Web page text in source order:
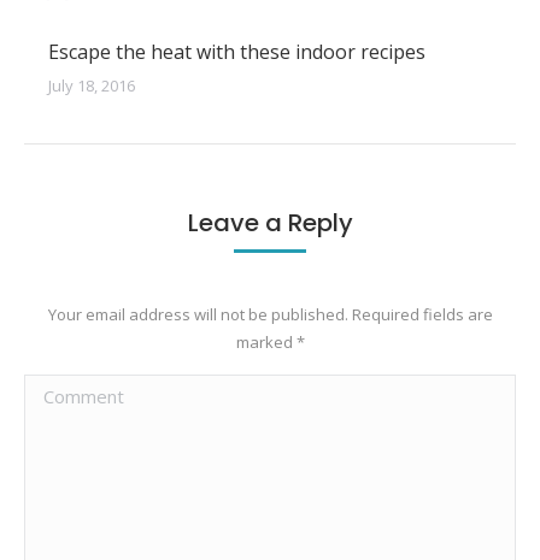
Escape the heat with these indoor recipes
July 18, 2016
Leave a Reply
Your email address will not be published. Required fields are
marked *
Comment